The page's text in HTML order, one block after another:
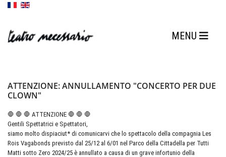
ATTENZIONE: ANNULLAMENTO "CONCERTO PER DUE
CLOWN"
🛑 🛑 🛑 ATTENZIONE 🛑 🛑 🛑
Gentili Spettatrici e Spettatori,
siamo molto dispiaciut* di comunicarvi che lo spettacolo della compagnia Les
Rois Vagabonds previsto dal 25/12 al 6/01 nel Parco della Cittadella per Tutti
Matti sotto Zero 2024/25 è annullato a causa di un grave infortunio della